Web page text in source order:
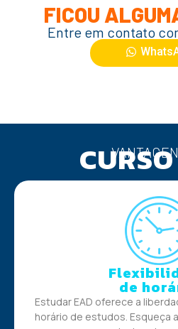
FICOU
Entre em contato
de
Estudar EAD oferece a
horário de estudos. Esqueça